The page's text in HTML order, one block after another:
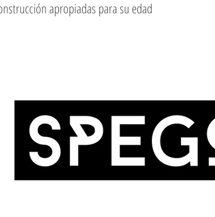
apropiadas para su edad
y bisagras para construir modelos
con las que puedes jugar